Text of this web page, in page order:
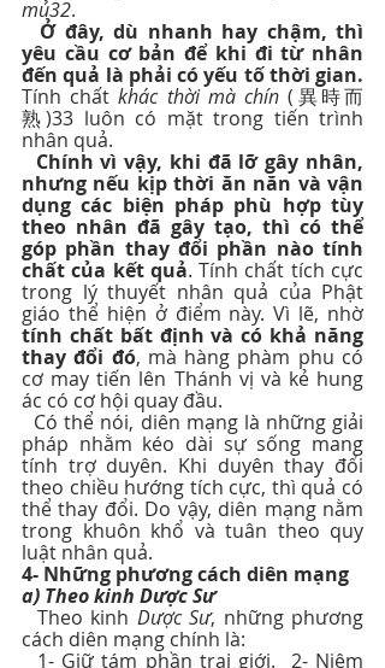
mủ32.
Ở đây, dù nhanh hay chậm, thì
yêu cầu cơ bản để khi đi từ nhân
đến quả là phải có yếu tố thời gian.
Tính chất khác thời mà chín (異時而
熟)33 luôn có mặt trong tiến trình
nhân quả.
Chính vì vậy, khi đã lỡ gây nhân,
nhưng nếu kịp thời ăn năn và vận
dụng các biện pháp phù hợp tùy
theo nhân đã gây tạo, thì có thể
góp phần thay đổi phần nào tính
chất của kết quả. Tính chất tích cực
trong lý thuyết nhân quả của Phật
tính chất bất định và có khả năng
thay đổi đó, mà hàng phàm phu có
cơ may tiến lên Thánh vị và kẻ hung
ác có cơ hội quay đầu.
pháp nhằm kéo dài sự sống mang
tính trợ duyên. Khi duyên thay đổi
theo chiều hướng tích cực, thì quả có
thể thay đổi. Do vậy, diên mạng nằm
trong khuôn khổ và tuân theo quy
luật nhân quả.
4- Những phương cách diên mạng
a) Theo kinh Dược Sư
  Theo kinh
Dược Sư, những phương
cách diên mạng chính là: